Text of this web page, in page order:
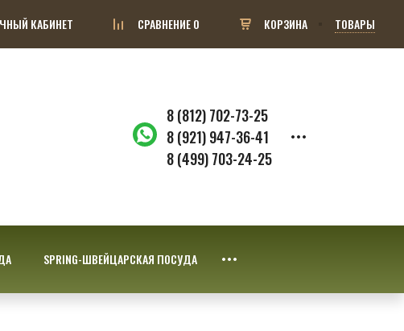
КАБИНЕТ СРАВНЕНИЕ0 КОРЗИНА ТОВАРЫ
8 (812) 702-73-25
8 (921) 947-36-41
8 (499) 703-24-25
SPRING-ШВЕЙЦАРСКАЯ ПОСУДА